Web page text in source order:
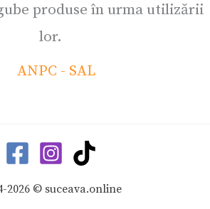
produse în urma utilizării
lor.
2026 © suceava.online